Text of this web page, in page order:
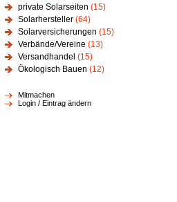
private Solarseiten (15)
Solarhersteller (64)
Solarversicherungen (15)
Verbände/Vereine (13)
Versandhandel (15)
Ökologisch Bauen (12)
Mitmachen
Login / Eintrag ändern